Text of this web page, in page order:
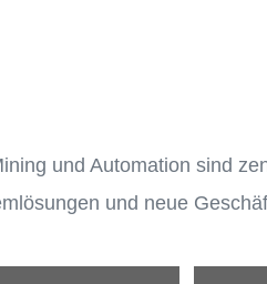
und Automation sind
und neue